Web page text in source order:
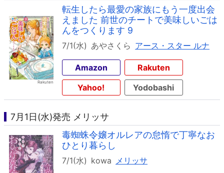
転生したら最愛の家族にもう一度出会
えました 前世のチートで美味しいごは
んをつくります 9
7/1(水) あやさくら アース・スター ルナ
Amazon
Rakuten
Yahoo!
Yodobashi
7月1日(水)発売 メリッサ
毒蜘蛛令嬢オルレアの怠惰で丁寧なお
ひとり暮らし
7/1(水) kowa メリッサ